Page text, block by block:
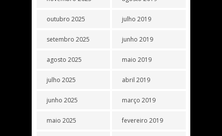
outubro 2025
setembro 2025
agosto 2025
julho 2025
junho 2025
maio 2025
julho 2019
junho 2019
maio 2019
abril 2019
março 2019
fevereiro 2019